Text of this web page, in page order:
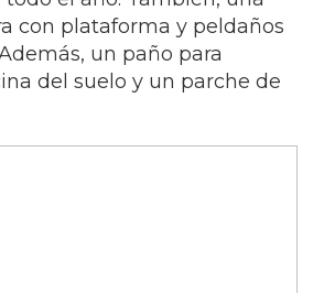
con plataforma y peldaños
un paño para
del suelo y un parche de